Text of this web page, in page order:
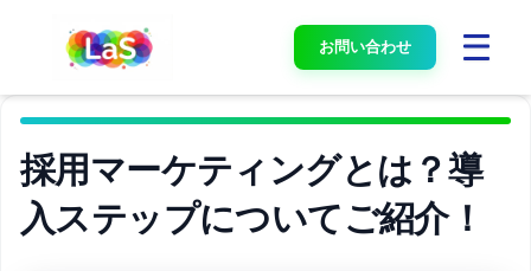
お問い合わせ
採用マーケティングとは？導
入ステップについてご紹介！